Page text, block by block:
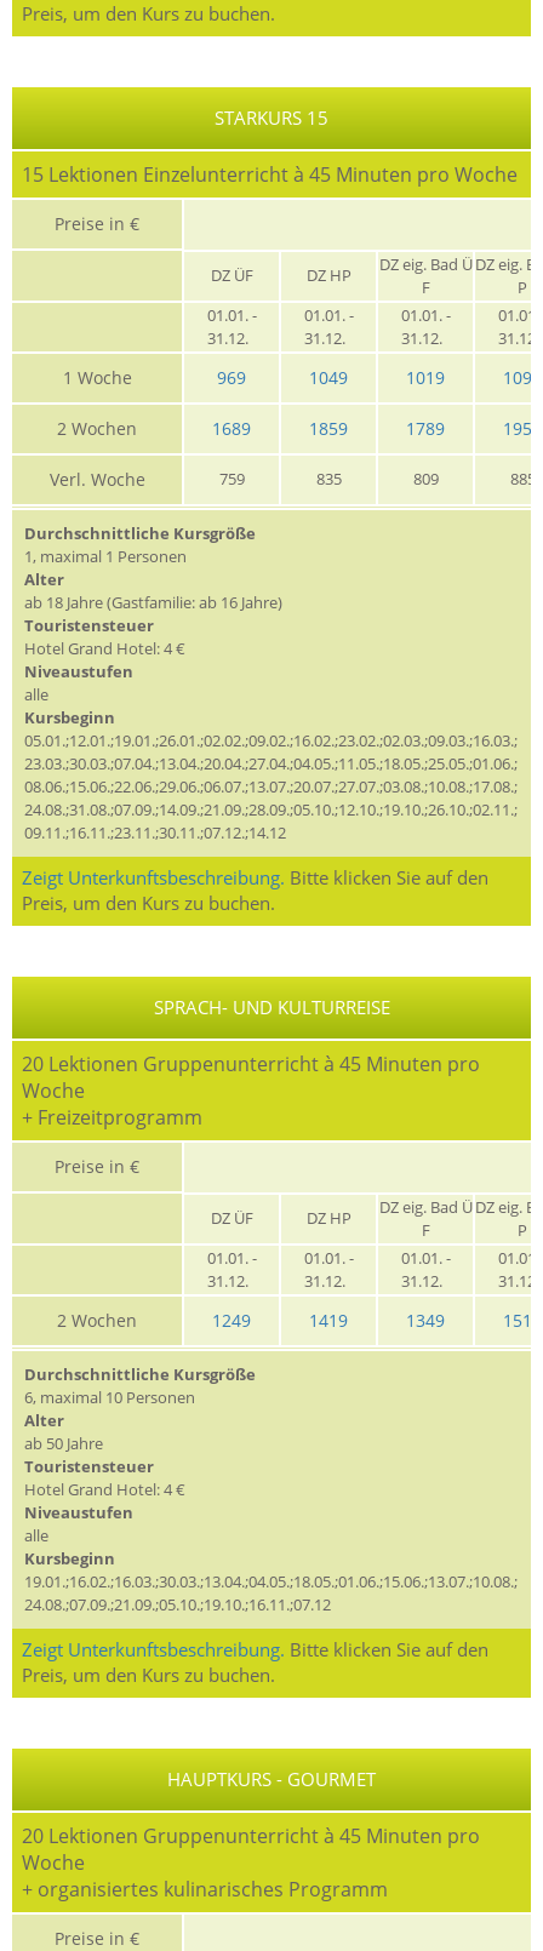
Preis, um den Kurs zu buchen.
STARKURS 15
15 Lektionen Einzelunterricht à 45 Minuten pro Woche
Preise in €
DZ ÜF DZ HP
DZ eig. Bad Ü
F
DZ eig.
P
01.01. -
31.12.
01.01. -
31.12.
01.01. -
31.12.
01.01.
1 Woche 969 1049 1019 1099
2 Wochen 1689 1859 1789 1959
Verl. Woche 759 835 809 885
Durchschnittliche Kursgröße
1, maximal 1 Personen
Alter
ab 18 Jahre (Gastfamilie: ab 16 Jahre)
Touristensteuer
Hotel Grand Hotel: 4 €
Niveaustufen
alle
Kursbeginn
05.01.;12.01.;19.01.;26.01.;02.02.;09.02.;16.02.;23.02.;02.03.;09.03.;16.03.;
23.03.;30.03.;07.04.;13.04.;20.04.;27.04.;04.05.;11.05.;18.05.;25.05.;01.06.;
08.06.;15.06.;22.06.;29.06.;06.07.;13.07.;20.07.;27.07.;03.08.;10.08.;17.08.;
24.08.;31.08.;07.09.;14.09.;21.09.;28.09.;05.10.;12.10.;19.10.;26.10.;02.11.;
09.11.;16.11.;23.11.;30.11.;07.12.;14.12
Zeigt Unterkunftsbeschreibung. Bitte klicken Sie auf den
Preis, um den Kurs zu buchen.
SPRACH- UND KULTURREISE
20 Lektionen Gruppenunterricht à 45 Minuten pro
Woche
+ Freizeitprogramm
Preise in €
DZ ÜF DZ HP
DZ eig. Bad Ü
F
DZ eig.
P
01.01. -
31.12.
01.01. -
31.12.
01.01. -
31.12.
01.01.
2 Wochen 1249 1419 1349 1519
Durchschnittliche Kursgröße
6, maximal 10 Personen
Alter
ab 50 Jahre
Touristensteuer
Hotel Grand Hotel: 4 €
Niveaustufen
alle
Kursbeginn
19.01.;16.02.;16.03.;30.03.;13.04.;04.05.;18.05.;01.06.;15.06.;13.07.;10.08.;
24.08.;07.09.;21.09.;05.10.;19.10.;16.11.;07.12
Zeigt Unterkunftsbeschreibung. Bitte klicken Sie auf den
Preis, um den Kurs zu buchen.
HAUPTKURS - GOURMET
20 Lektionen Gruppenunterricht à 45 Minuten pro
Woche
+ organisiertes kulinarisches Programm
Preise in €